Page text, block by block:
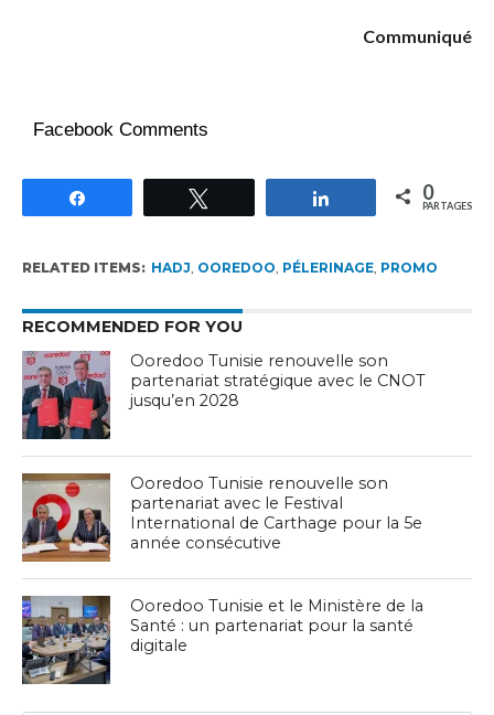
Communiqué
Facebook Comments
Partagez 0
PARTAGES
RELATED ITEMS: HADJ, OOREDOO, PÉLERINAGE, PROMO
RECOMMENDED FOR YOU
Ooredoo Tunisie renouvelle son
partenariat stratégique avec le CNOT
jusqu’en 2028
Ooredoo Tunisie renouvelle son
partenariat avec le Festival
International de Carthage pour la 5e
année consécutive
Ooredoo Tunisie et le Ministère de la
Santé : un partenariat pour la santé
digitale